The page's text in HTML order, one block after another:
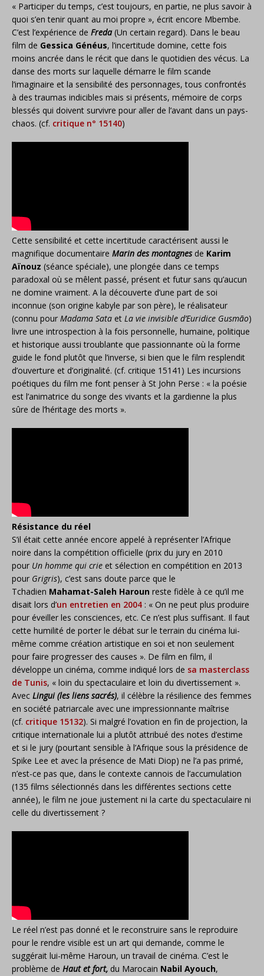
« Participer du temps, c’est toujours, en partie, ne plus savoir à
quoi s’en tenir quant au moi propre », écrit encore Mbembe.
C’est l’expérience de Freda (Un certain regard). Dans le beau
film de Gessica Généus, l’incertitude domine, cette fois
moins ancrée dans le récit que dans le quotidien des vécus. La
danse des morts sur laquelle démarre le film scande
l’imaginaire et la sensibilité des personnages, tous confrontés
à des traumas indicibles mais si présents, mémoire de corps
blessés qui doivent survivre pour aller de l’avant dans un pays-
chaos. (cf. critique n° 15140)
Cette sensibilité et cette incertitude caractérisent aussi le
magnifique documentaire Marin des montagnesde Karim
Aïnouz (séance spéciale), une plongée dans ce temps
paradoxal où se mêlent passé, présent et futur sans qu’aucun
ne domine vraiment. A la découverte d’une part de soi
inconnue (son origine kabyle par son père), le réalisateur
(connu pour Madama Sata et La vie invisible d’Euridice Gusmão)
livre une introspection à la fois personnelle, humaine, politique
et historique aussi troublante que passionnante où la forme
guide le fond plutôt que l’inverse, si bien que le film resplendit
d’ouverture et d’originalité. (cf. critique 15141) Les incursions
poétiques du film me font penser à St John Perse : « la poésie
est l’animatrice du songe des vivants et la gardienne la plus
sûre de l’héritage des morts ».
Résistance du réel
S’il était cette année encore appelé à représenter l’Afrique
noire dans la compétition officielle (prix du jury en 2010
pour Un homme qui crie et sélection en compétition en 2013
pour Grigris), c’est sans doute parce que le
Tchadien Mahamat-Saleh Haroun reste fidèle à ce qu’il me
disait lors d’un entretien en 2004 : « On ne peut plus produire
pour éveiller les consciences, etc. Ce n’est plus suffisant. Il faut
cette humilité de porter le débat sur le terrain du cinéma lui-
même comme création artistique en soi et non seulement
pour faire progresser des causes ». De film en film, il
développe un cinéma, comme indiqué lors de sa masterclass
de Tunis, « loin du spectaculaire et loin du divertissement ».
Avec Lingui (les liens sacrés), il célèbre la résilience des femmes
en société patriarcale avec une impressionnante maîtrise
(cf. critique 15132). Si malgré l’ovation en fin de projection, la
critique internationale lui a plutôt attribué des notes d’estime
et si le jury (pourtant sensible à l’Afrique sous la présidence de
Spike Lee et avec la présence de Mati Diop) ne l’a pas primé,
n’est-ce pas que, dans le contexte cannois de l’accumulation
(135 films sélectionnés dans les différentes sections cette
année), le film ne joue justement ni la carte du spectaculaire ni
celle du divertissement ?
Le réel n’est pas donné et le reconstruire sans le reproduire
pour le rendre visible est un art qui demande, comme le
suggérait lui-même Haroun, un travail de cinéma. C’est le
problème de Haut et fort, du Marocain Nabil Ayouch,